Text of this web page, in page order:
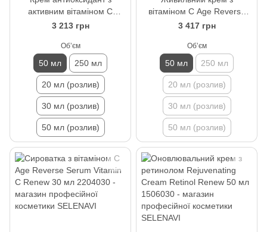
активним вітаміном С
Moisturizing Cream Vitamin
3 213 грн
Обʼєм
50 мл 250 мл
20 мл (розлив)
30 мл (розлив)
50 мл (розлив)
вітаміном С Age Reverse
Cream Vitamin C Renew 50
3 417 грн
Обʼєм
50 мл 250 мл
20 мл (розлив)
30 мл (розлив)
50 мл (розлив)